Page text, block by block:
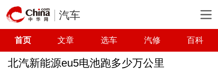
汽车
首页 文章 选车 汽修 百科
北汽新能源eu5电池跑多少万公里